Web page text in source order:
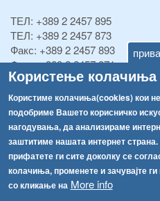
Користење колачиња
Користиме колачиња(cookies) кои
подобриме Вашето корисничко
нагодувања, да анализираме
заштитиме нашата интернет
прифатете ги сите доколку се
колачиња, променете и зачувајте
со кликање на More info
ТЕЛ: +389 2 2457 895
ТЕЛ: +389 2 2457 873
Факс: +389 2 2457 893
Факс:+389 2 2457 871
info@fva.gov.mk
[АХВ-претходна страна]
Соопштенија
Република Бугарија ги засили официјалните контроли при увоз на свежо овошје и зеленчук
Високите температури ризик од труење со храна, опасни се и за животните
Архива
Регистри